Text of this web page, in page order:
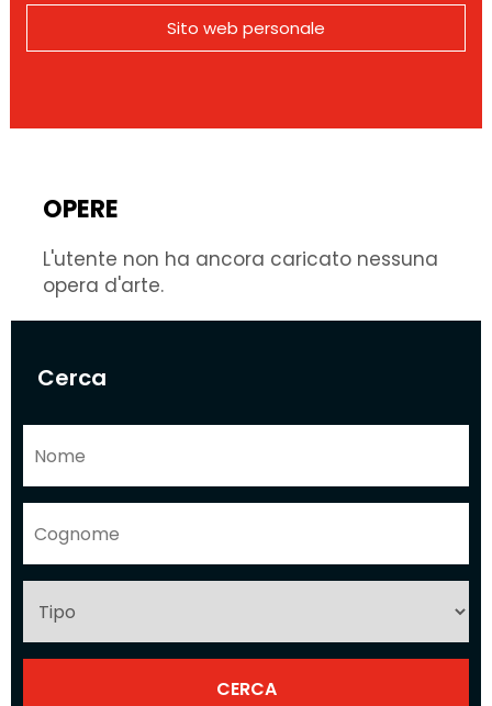
Cerca
Sito web personale
OPERE
L'utente non ha ancora caricato nessuna
opera d'arte.